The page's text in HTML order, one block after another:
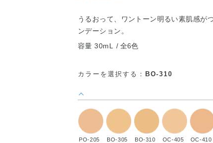
うるおって、ワントーン明るい素肌感が
ンデーション。
容量 30mL
全6色
カラーを選択する： BO-310
PO-205 BO-305 BO-310 OC-405 OC-410